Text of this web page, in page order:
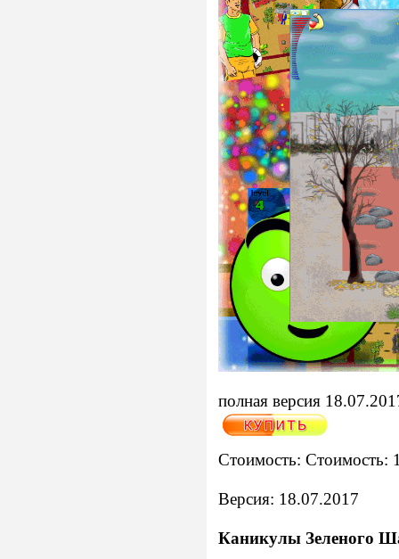
полная версия
Стоимость: Стоимость:
Версия: 18.07.2017
Каникулы Зеленого